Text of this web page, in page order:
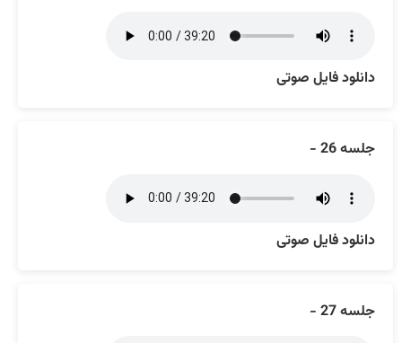
دانلود فایل صوتی
جلسه 26 -
دانلود فایل صوتی
جلسه 27 -